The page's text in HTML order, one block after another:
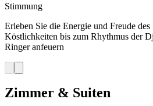
Stimmung
Erleben Sie die Energie und Freude
Köstlichkeiten bis zum Rhythmus der
Ringer anfeuern
Zimmer & Suiten